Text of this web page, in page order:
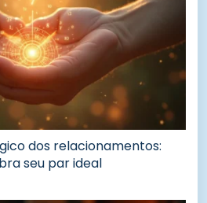
dos relacionamentos:
seu par ideal